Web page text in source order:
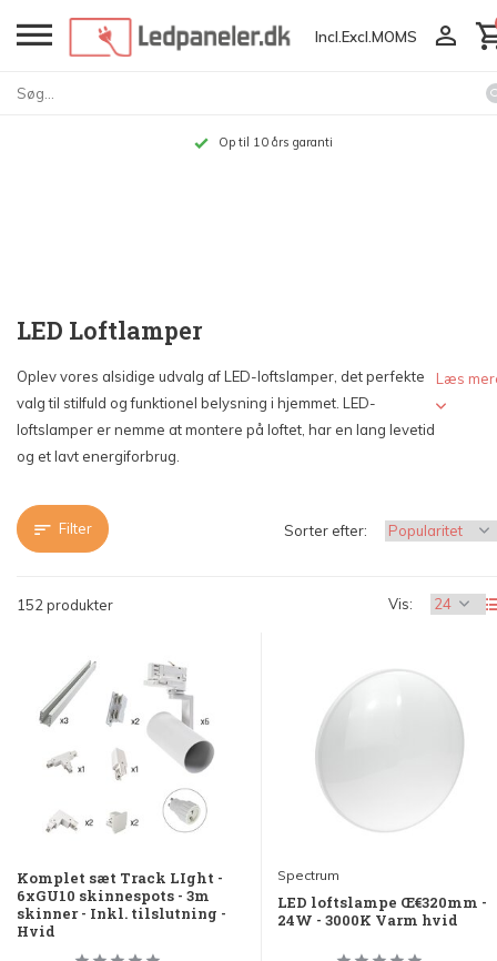
Incl. Excl. MOMS
Op til 10 års garanti
LED Loftlamper
Oplev vores alsidige udvalg af LED-loftslamper, det perfekte
valg til stilfuld og funktionel belysning i hjemmet. LED-
loftslamper er nemme at montere på loftet, har en lang levetid
og et lavt energiforbrug.
Læs
Filter
152 produkter Vis:
Sorter efter:
Komplet sæt Track LIght -
6xGU10 skinnespots - 3m
skinner - Inkl. tilslutning -
Hvid
Spectrum
LED loftslampe Œ€320mm -
24W - 3000K Varm hvid